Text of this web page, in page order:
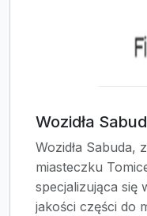
Wozidła
Wozidła Sabuda,
miasteczku
specjalizująca się
jakości części do